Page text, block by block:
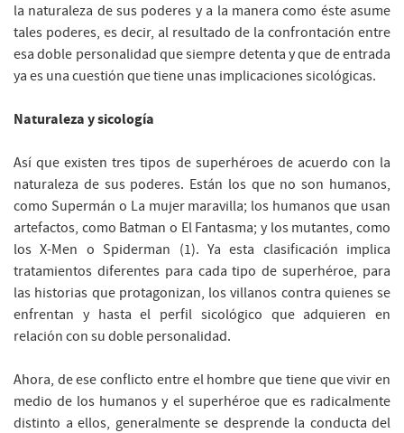
la naturaleza de sus poderes y a la manera como éste asume
tales poderes, es decir, al resultado de la confrontación entre
esa doble personalidad que siempre detenta y que de entrada
ya es una cuestión que tiene unas implicaciones sicológicas.
Naturaleza y sicología
Así que existen tres tipos de superhéroes de acuerdo con la
naturaleza de sus poderes. Están los que no son humanos,
como Supermán o La mujer maravilla; los humanos que usan
artefactos, como Batman o El Fantasma; y los mutantes, como
los X-Men o Spiderman (1). Ya esta clasificación implica
tratamientos diferentes para cada tipo de superhéroe, para
las historias que protagonizan, los villanos contra quienes se
enfrentan y hasta el perfil sicológico que adquieren en
relación con su doble personalidad.
Ahora, de ese conflicto entre el hombre que tiene que vivir en
medio de los humanos y el superhéroe que es radicalmente
distinto a ellos, generalmente se desprende la conducta del